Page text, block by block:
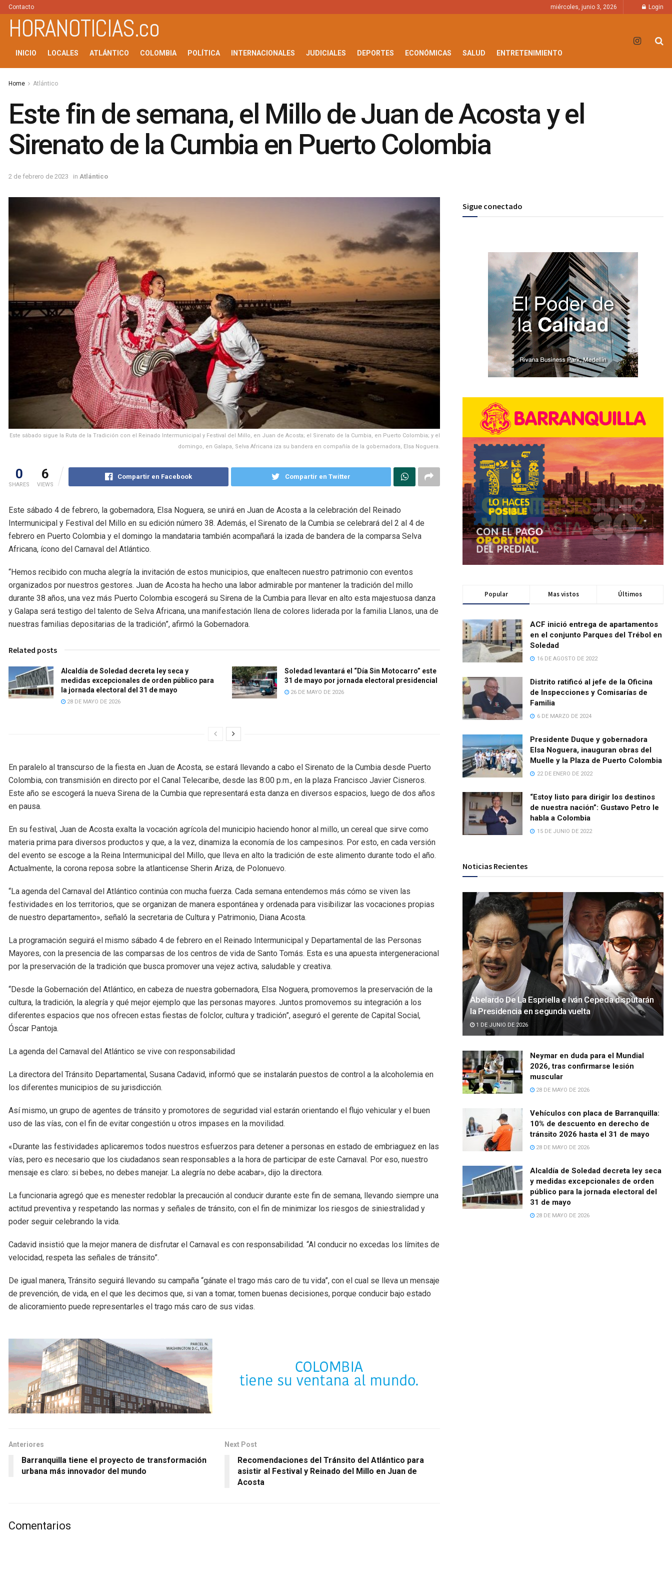
Contacto miércoles, junio 3, 2026 Login
HORANOTICIAS.co
INICIO LOCALES ATLÁNTICO COLOMBIA POLÍTICA INTERNACIONALES JUDICIALES DEPORTES ECONÓMICAS SALUD ENTRETENIMIENTO
Home Atlántico
Este fin de semana, el Millo de Juan de Acosta y el
Sirenato de la Cumbia en Puerto Colombia
2 de febrero de 2023 in Atlántico
Este sábado sigue la Ruta de la Tradición con el Reinado Intermunicipal y Festival del Millo, en Juan de Acosta; el Sirenato de la Cumbia, en Puerto Colombia; y el
domingo, en Galapa, Selva Africana iza su bandera en compañía de la gobernadora, Elsa Noguera.
0
SHARES
6
VIEWS
Compartir en Facebook Compartir en Twitter
Este sábado 4 de febrero, la gobernadora, Elsa Noguera, se unirá en Juan de Acosta a la celebración del Reinado
Intermunicipal y Festival del Millo en su edición número 38. Además, el Sirenato de la Cumbia se celebrará del 2 al 4 de
febrero en Puerto Colombia y el domingo la mandataria también acompañará la izada de bandera de la comparsa Selva
Africana, ícono del Carnaval del Atlántico.
“Hemos recibido con mucha alegría la invitación de estos municipios, que enaltecen nuestro patrimonio con eventos
organizados por nuestros gestores. Juan de Acosta ha hecho una labor admirable por mantener la tradición del millo
durante 38 años, una vez más Puerto Colombia escogerá su Sirena de la Cumbia para llevar en alto esta majestuosa danza
y Galapa será testigo del talento de Selva Africana, una manifestación llena de colores liderada por la familia Llanos, una de
nuestras familias depositarias de la tradición”, afirmó la Gobernadora.
Related posts
Alcaldía de Soledad decreta ley seca y
medidas excepcionales de orden público para
la jornada electoral del 31 de mayo
28 DE MAYO DE 2026
Soledad levantará el “Día Sin Motocarro” este
31 de mayo por jornada electoral presidencial
26 DE MAYO DE 2026
En paralelo al transcurso de la fiesta en Juan de Acosta, se estará llevando a cabo el Sirenato de la Cumbia desde Puerto
Colombia, con transmisión en directo por el Canal Telecaribe, desde las 8:00 p.m., en la plaza Francisco Javier Cisneros.
Este año se escogerá la nueva Sirena de la Cumbia que representará esta danza en diversos espacios, luego de dos años
en pausa.
En su festival, Juan de Acosta exalta la vocación agrícola del municipio haciendo honor al millo, un cereal que sirve como
materia prima para diversos productos y que, a la vez, dinamiza la economía de los campesinos. Por esto, en cada versión
del evento se escoge a la Reina Intermunicipal del Millo, que lleva en alto la tradición de este alimento durante todo el año.
Actualmente, la corona reposa sobre la atlanticense Sherin Ariza, de Polonuevo.
“La agenda del Carnaval del Atlántico continúa con mucha fuerza. Cada semana entendemos más cómo se viven las
festividades en los territorios, que se organizan de manera espontánea y ordenada para visibilizar las vocaciones propias
de nuestro departamento», señaló la secretaria de Cultura y Patrimonio, Diana Acosta.
La programación seguirá el mismo sábado 4 de febrero en el Reinado Intermunicipal y Departamental de las Personas
Mayores, con la presencia de las comparsas de los centros de vida de Santo Tomás. Esta es una apuesta intergeneracional
por la preservación de la tradición que busca promover una vejez activa, saludable y creativa.
“Desde la Gobernación del Atlántico, en cabeza de nuestra gobernadora, Elsa Noguera, promovemos la preservación de la
cultura, la tradición, la alegría y qué mejor ejemplo que las personas mayores. Juntos promovemos su integración a los
diferentes espacios que nos ofrecen estas fiestas de folclor, cultura y tradición”, aseguró el gerente de Capital Social,
Óscar Pantoja.
La agenda del Carnaval del Atlántico se vive con responsabilidad
La directora del Tránsito Departamental, Susana Cadavid, informó que se instalarán puestos de control a la alcoholemia en
los diferentes municipios de su jurisdicción.
Así mismo, un grupo de agentes de tránsito y promotores de seguridad vial estarán orientando el flujo vehicular y el buen
uso de las vías, con el fin de evitar congestión u otros impases en la movilidad.
«Durante las festividades aplicaremos todos nuestros esfuerzos para detener a personas en estado de embriaguez en las
vías, pero es necesario que los ciudadanos sean responsables a la hora de participar de este Carnaval. Por eso, nuestro
mensaje es claro: si bebes, no debes manejar. La alegría no debe acabar», dijo la directora.
La funcionaria agregó que es menester redoblar la precaución al conducir durante este fin de semana, llevando siempre una
actitud preventiva y respetando las normas y señales de tránsito, con el fin de minimizar los riesgos de siniestralidad y
poder seguir celebrando la vida.
Cadavid insistió que la mejor manera de disfrutar el Carnaval es con responsabilidad. “Al conducir no excedas los límites de
velocidad, respeta las señales de tránsito”.
De igual manera, Tránsito seguirá llevando su campaña “gánate el trago más caro de tu vida”, con el cual se lleva un mensaje
de prevención, de vida, en el que les decimos que, si van a tomar, tomen buenas decisiones, porque conducir bajo estado
de alicoramiento puede representarles el trago más caro de sus vidas.
Anteriores
Barranquilla tiene el proyecto de transformación
urbana más innovador del mundo
Next Post
Recomendaciones del Tránsito del Atlántico para
asistir al Festival y Reinado del Millo en Juan de
Acosta
Comentarios
Sigue conectado
Popular Mas vistos Últimos
ACF inició entrega de apartamentos
en el conjunto Parques del Trébol en
Soledad
16 DE AGOSTO DE 2022
Distrito ratificó al jefe de la Oficina
de Inspecciones y Comisarías de
Familia
6 DE MARZO DE 2024
Presidente Duque y gobernadora
Elsa Noguera, inauguran obras del
Muelle y la Plaza de Puerto Colombia
22 DE ENERO DE 2022
“Estoy listo para dirigir los destinos
de nuestra nación”: Gustavo Petro le
habla a Colombia
15 DE JUNIO DE 2022
Noticias Recientes
Abelardo De La Espriella e Iván Cepeda disputarán
la Presidencia en segunda vuelta
1 DE JUNIO DE 2026
Neymar en duda para el Mundial
2026, tras confirmarse lesión
muscular
28 DE MAYO DE 2026
Vehículos con placa de Barranquilla:
10% de descuento en derecho de
tránsito 2026 hasta el 31 de mayo
28 DE MAYO DE 2026
Alcaldía de Soledad decreta ley seca
y medidas excepcionales de orden
público para la jornada electoral del
31 de mayo
28 DE MAYO DE 2026